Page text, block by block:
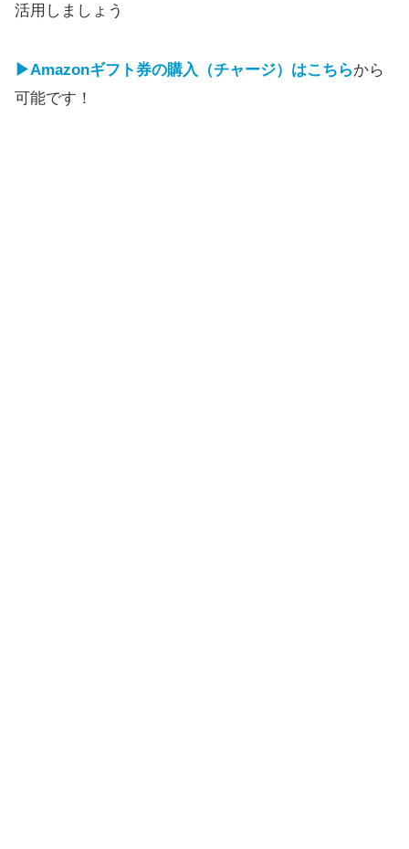
活用しましょう
▶Amazonギフト券の購入（チャージ）はこちらから
可能です！